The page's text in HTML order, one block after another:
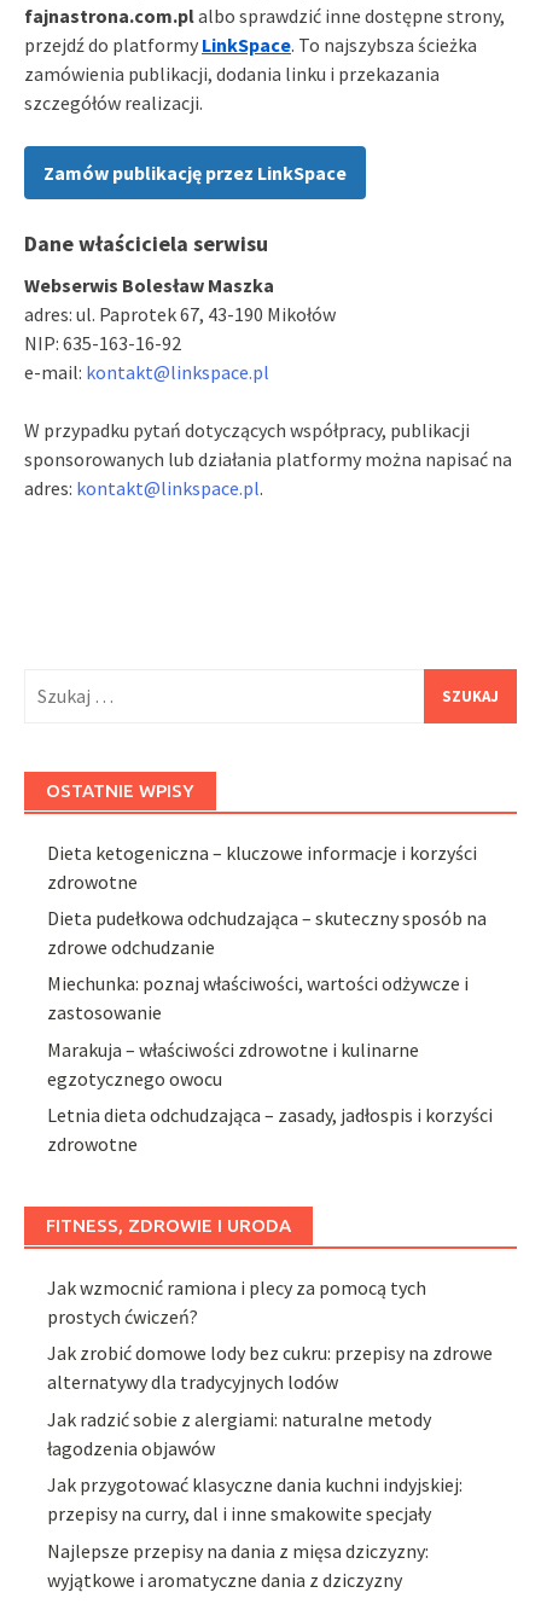
fajnastrona.com.plalbo sprawdzić inne dostępne strony,
przejdź do platformy LinkSpace. To najszybsza ścieżka
zamówienia publikacji, dodania linku i przekazania
szczegółów realizacji.
Zamów publikację przez LinkSpace
Dane właściciela serwisu
Webserwis Bolesław Maszka
adres: ul. Paprotek 67, 43-190 Mikołów
NIP: 635-163-16-92
e-mail: kontakt@linkspace.pl
W przypadku pytań dotyczących współpracy, publikacji
sponsorowanych lub działania platformy można napisać na
adres: kontakt@linkspace.pl.
OSTATNIE WPISY
Dieta ketogeniczna – kluczowe informacje i korzyści
zdrowotne
Dieta pudełkowa odchudzająca – skuteczny sposób na
zdrowe odchudzanie
Miechunka: poznaj właściwości, wartości odżywcze i
zastosowanie
Marakuja – właściwości zdrowotne i kulinarne
egzotycznego owocu
Letnia dieta odchudzająca – zasady, jadłospis i korzyści
zdrowotne
FITNESS, ZDROWIE I URODA
Jak wzmocnić ramiona i plecy za pomocą tych
prostych ćwiczeń?
Jak zrobić domowe lody bez cukru: przepisy na zdrowe
alternatywy dla tradycyjnych lodów
Jak radzić sobie z alergiami: naturalne metody
łagodzenia objawów
Jak przygotować klasyczne dania kuchni indyjskiej:
przepisy na curry, dal i inne smakowite specjały
Najlepsze przepisy na dania z mięsa dziczyzny:
wyjątkowe i aromatyczne dania z dziczyzny